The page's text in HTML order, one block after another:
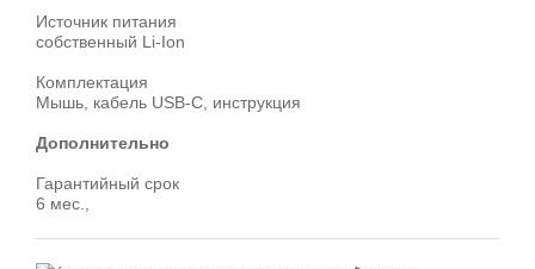
Источник питания
собственный Li-Ion
Комплектация
Мышь, кабель USB-C, инструкция
Дополнительно
Гарантийный срок
6 мес.,